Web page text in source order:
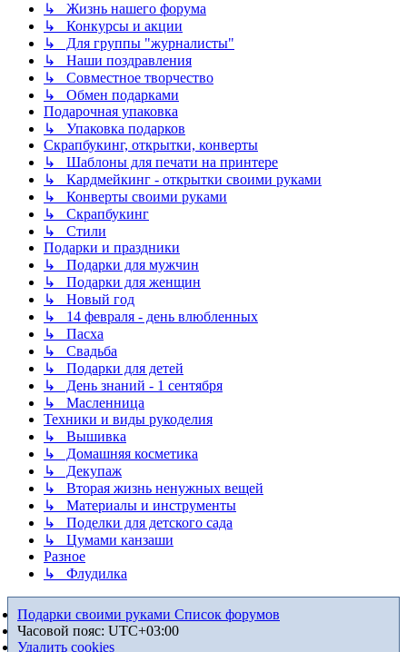
↳ Жизнь нашего форума
↳ Конкурсы и акции
↳ Для группы "журналисты"
↳ Наши поздравления
↳ Совместное творчество
↳ Обмен подарками
Подарочная упаковка
↳ Упаковка подарков
Скрапбукинг, открытки, конверты
↳ Шаблоны для печати на принтере
↳ Кардмейкинг - открытки своими руками
↳ Конверты своими руками
↳ Скрапбукинг
↳ Стили
Подарки и праздники
↳ Подарки для мужчин
↳ Подарки для женщин
↳ Новый год
↳ 14 февраля - день влюбленных
↳ Пасха
↳ Свадьба
↳ Подарки для детей
↳ День знаний - 1 сентября
↳ Масленница
Техники и виды рукоделия
↳ Вышивка
↳ Домашняя косметика
↳ Декупаж
↳ Вторая жизнь ненужных вещей
↳ Материалы и инструменты
↳ Поделки для детского сада
↳ Цумами канзаши
Разное
↳ Флудилка
Подарки своими руками Список форумов
Часовой пояс: UTC+03:00
Удалить cookies